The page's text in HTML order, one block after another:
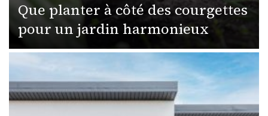
Que planter à côté des courgettes
pour un jardin harmonieux